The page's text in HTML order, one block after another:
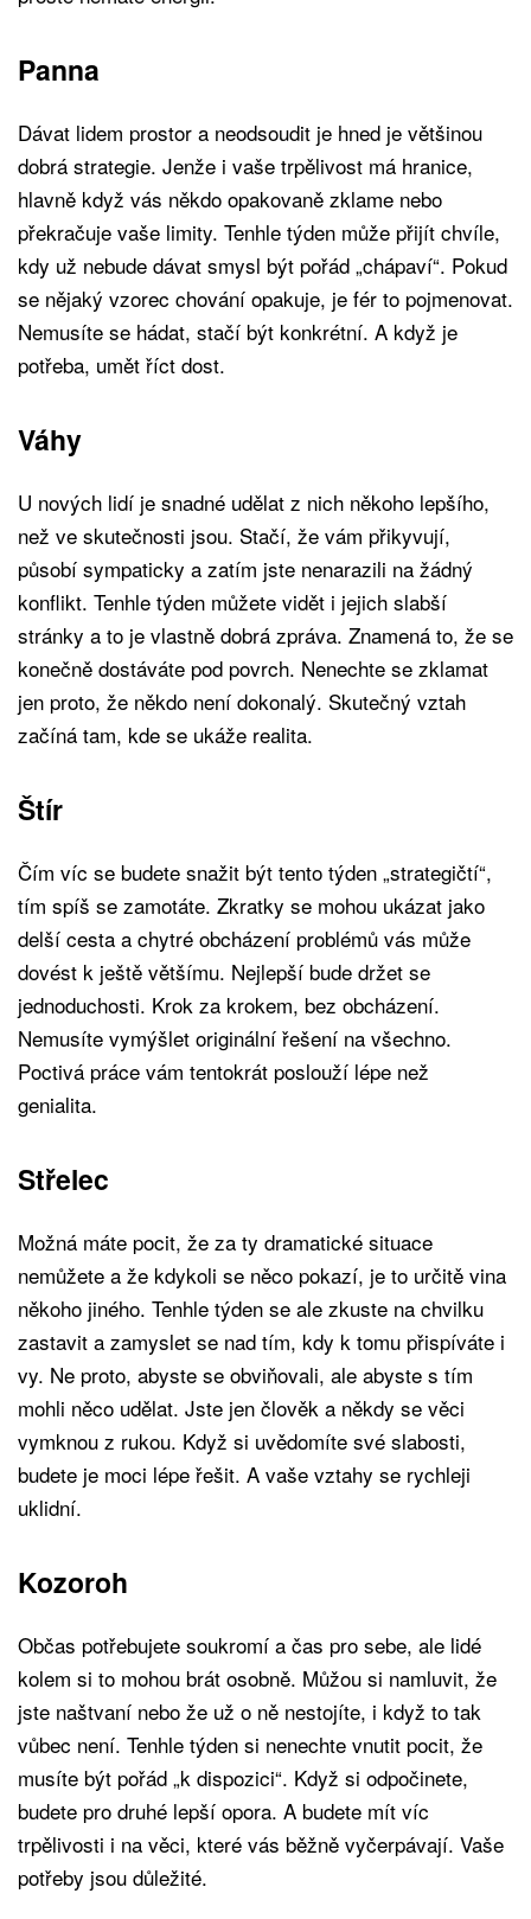
Panna
Dávat lidem prostor a neodsoudit je hned je většinou
dobrá strategie. Jenže i vaše trpělivost má hranice,
hlavně když vás někdo opakovaně zklame nebo
překračuje vaše limity. Tenhle týden může přijít chvíle,
kdy už nebude dávat smysl být pořád „chápaví“. Pokud
se nějaký vzorec chování opakuje, je fér to pojmenovat.
Nemusíte se hádat, stačí být konkrétní. A když je
potřeba, umět říct dost.
Váhy
U nových lidí je snadné udělat z nich někoho lepšího,
než ve skutečnosti jsou. Stačí, že vám přikyvují,
působí sympaticky a zatím jste nenarazili na žádný
konflikt. Tenhle týden můžete vidět i jejich slabší
stránky a to je vlastně dobrá zpráva. Znamená to, že se
konečně dostáváte pod povrch. Nenechte se zklamat
jen proto, že někdo není dokonalý. Skutečný vztah
začíná tam, kde se ukáže realita.
Štír
Čím víc se budete snažit být tento týden „strategičtí“,
tím spíš se zamotáte. Zkratky se mohou ukázat jako
delší cesta a chytré obcházení problémů vás může
dovést k ještě většímu. Nejlepší bude držet se
jednoduchosti. Krok za krokem, bez obcházení.
Nemusíte vymýšlet originální řešení na všechno.
Poctivá práce vám tentokrát poslouží lépe než
genialita.
Střelec
Možná máte pocit, že za ty dramatické situace
nemůžete a že kdykoli se něco pokazí, je to určitě vina
někoho jiného. Tenhle týden se ale zkuste na chvilku
zastavit a zamyslet se nad tím, kdy k tomu přispíváte i
vy. Ne proto, abyste se obviňovali, ale abyste s tím
mohli něco udělat. Jste jen člověk a někdy se věci
vymknou z rukou. Když si uvědomíte své slabosti,
budete je moci lépe řešit. A vaše vztahy se rychleji
uklidní.
Kozoroh
Občas potřebujete soukromí a čas pro sebe, ale lidé
kolem si to mohou brát osobně. Můžou si namluvit, že
jste naštvaní nebo že už o ně nestojíte, i když to tak
vůbec není. Tenhle týden si nenechte vnutit pocit, že
musíte být pořád „k dispozici“. Když si odpočinete,
budete pro druhé lepší opora. A budete mít víc
trpělivosti i na věci, které vás běžně vyčerpávají. Vaše
potřeby jsou důležité.